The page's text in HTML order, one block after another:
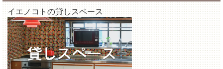
イエノコトの貸しスペース